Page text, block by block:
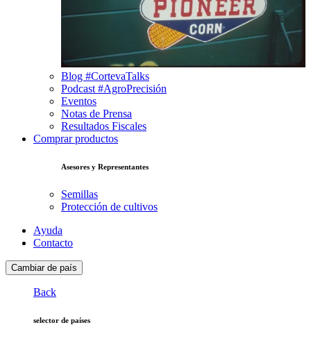
Blog #CortevaTalks
Podcast #AgroPrecisión
Eventos
Notas de Prensa
Resultados Fiscales
Comprar productos
Asesores y Representantes
Semillas
Protección de cultivos
Ayuda
Contacto
Cambiar de país
Back
selector de países